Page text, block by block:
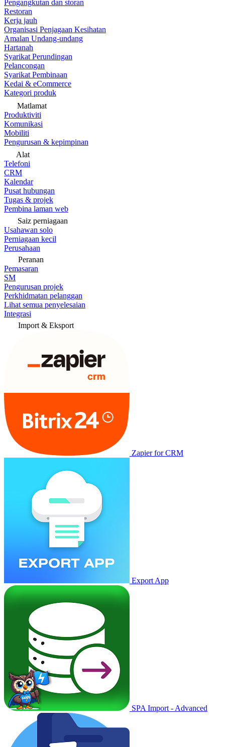
Pengangkutan dan storan
Restoran
Kerja jauh
Organisasi Penjagaan Kesihatan
Amalan Undang-undang
Hartanah
Syarikat Perundingan
Pelancongan
Syarikat Pembinaan
Kedai & eCommerce
Kategori produk
Matlamat
Produktiviti
Komunikasi
Mobiliti
Pengurusan & kepimpinan
Alat
Telefoni
CRM
Kalendar
Pusat hubungan
Tugas & projek
Pembina laman web
Saiz perniagaan
Usahawan solo
Perniagaan kecil
Perusahaan
Peranan
Pemasaran
SM
Pengurusan projek
Perkhidmatan pelanggan
Lihat semua penyelesaian
Integrasi
Import & Eksport
Zapier for CRM
Export App
SPA Import - Advanced